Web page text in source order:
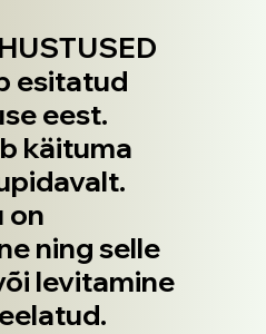
esitatud
eest.
käituma
on
ning selle
levitamine